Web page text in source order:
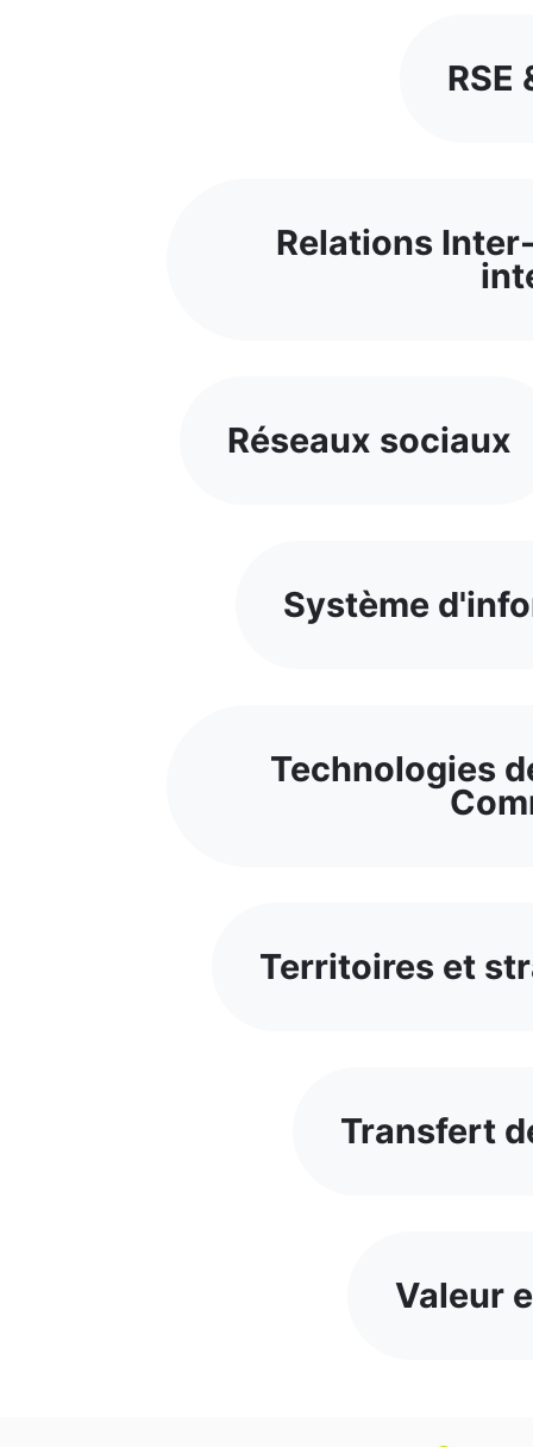
RSE
Relations
Réseaux sociaux
Système
Technologies
Territoires et
Transfert
Valeur